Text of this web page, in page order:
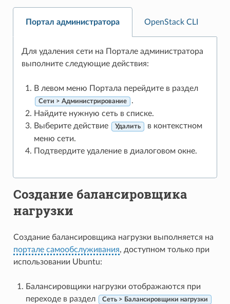
Портал администратора OpenStack CLI
Для удаления сети на Портале администратора
выполните следующие действия:
В левом меню Портала перейдите в раздел
Сети > Администрирование
.
Найдите нужную сеть в списке.
Выберите действие
Удалить
в контекстном
меню сети.
Подтвердите удаление в диалоговом окне.
Создание балансировщика
нагрузки
Создание балансировщика нагрузки выполняется на
портале самообслуживания, доступном только при
использовании Ubuntu:
Балансировщики нагрузки отображаются при
переходе в раздел
Сеть > Балансировщики нагрузки